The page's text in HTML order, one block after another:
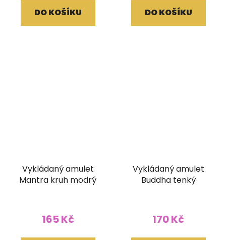
DO KOŠÍKU DO KOŠÍKU
Vykládaný amulet
Mantra kruh modrý
165 Kč
Vykládaný amulet
Buddha tenký
170 Kč